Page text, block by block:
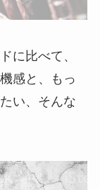
に比べて、
感と、もっ
い、そんな